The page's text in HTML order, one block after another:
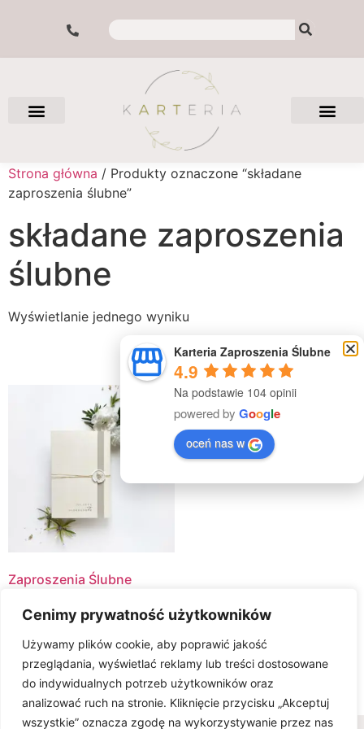
Cenimy prywatność użytkowników
Używamy plików cookie, aby poprawić jakość
przeglądania, wyświetlać reklamy lub treści dostosowane
do indywidualnych potrzeb użytkowników oraz
analizować ruch na stronie. Kliknięcie przycisku „Akceptuj
wszystkie” oznacza zgodę na wykorzystywanie przez nas
Strona główna / Produkty oznaczone “składane
zaproszenia ślubne”
składane zaproszenia
ślubne
Wyświetlanie jednego wyniku
Zaproszenia Ślubne
14.00zł
Select Options
Karteria Zaproszenia Ślubne
4.9
Na podstawie 104 opinii
powered by Google
oceń nas w